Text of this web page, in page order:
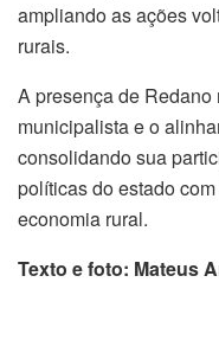
ampliando as ações
rurais.
A presença de
municipalista e o
consolidando sua
políticas do estado
economia rural.
Texto e foto: Mateus